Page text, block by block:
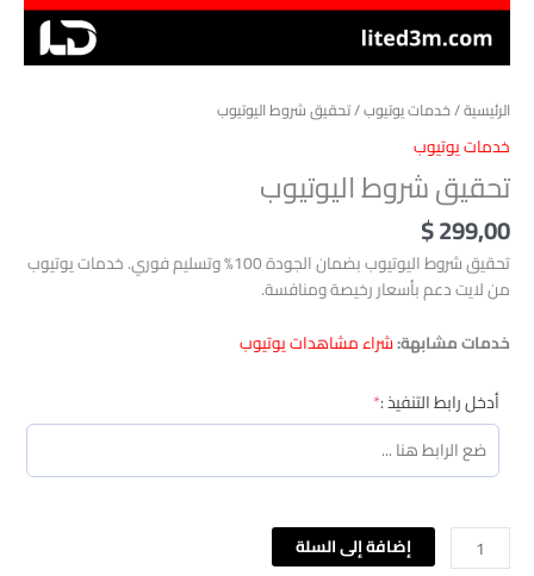
الرئيسية/خدمات يوتيوب/ تحقيق شروط اليوتيوب
خدمات يوتيوب
تحقيق شروط اليوتيوب
$299,00
تحقيق شروط اليوتيوب بضمان الجودة 100% وتسليم فوري. خدمات يوتيوب
من لايت دعم بأسعار رخيصة ومنافسة.
خدمات مشابهة:شراء مشاهدات يوتيوب
أدخل رابط التنفيذ :*
إضافة إلى السلة